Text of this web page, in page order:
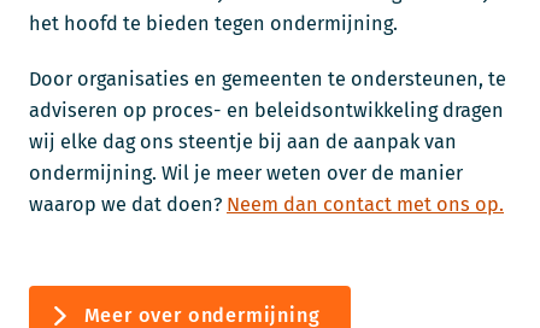
het hoofd te bieden tegen ondermijning.
Door organisaties en gemeenten te ondersteunen, te
adviseren op proces- en beleidsontwikkeling dragen
wij elke dag ons steentje bij aan de aanpak van
ondermijning. Wil je meer weten over de manier
waarop we dat doen? Neem dan contact met ons op.
Meer over ondermijning